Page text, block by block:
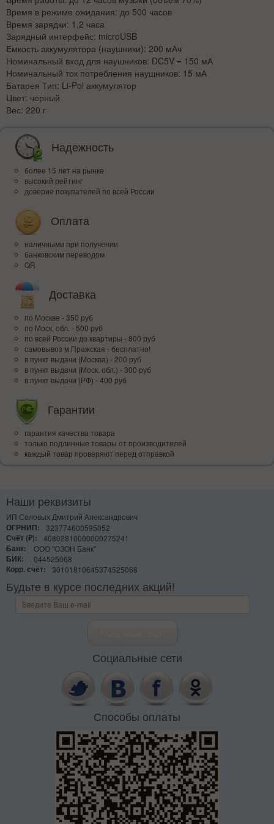
Время в режиме ожидания: до 500 часов
Время зарядки: 1,2 часа
Зарядный интерфейс: microUSB
Емкость аккумулятора (наушники): 200 мАч
Номинальный вход для наушников: DC5V = 150 мА
Номинальный ток потребления наушников: 15 мА
Батарея Тип: Li-Pol аккумулятор
Цвет: черный
Вес: 220 г
Надежность
более 15 лет на рынке
высокий рейтинг
доверие покупателей по всей России
Оплата
наличными при получении
банковским переводом
QR
Доставка
по Москве - 350 руб
по Моск. обл. - 500 руб
по всей Росcии до квартиры - 800 руб
самовывоз м.Пражская - бесплатно!
в пункт выдачи (Москва) - 200 руб
в пункт выдачи (Моск. обл.) - 300 руб
в пункт выдачи (РФ) - 400 руб
Гарантии
гарантия качества товара
только подлинные товары от производителей
каждый товар проверяют перед отправкой
Наши реквизиты
ИП Соловых Дмитрий Александрович
ОГРНИП:
323774600595052
Счёт (₽):
40802810000000275241
Банк:
ООО "ОЗОН Банк"
БИК:
044525068
Корр. счёт:
30101810645374525068
Будьте в курсе последних акций!
Социальные сети
Способы оплаты